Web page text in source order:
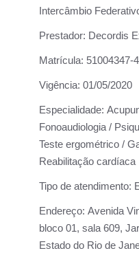
Intercâmbio
Prestador: Decordis
Matrícula: 51004347-4
Vigência: 01/05/2020
Especialidade:
Fonoaudiologia /
Teste ergométrico /
Reabilitação cardíaca
Tipo de atendimento:
Endereço: Avenida
bloco 01, sala 609,
Estado do Rio de